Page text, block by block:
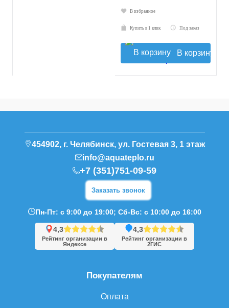
В избранное
Купить в 1 клик Под заказ
В корзину
Покупателям
Оплата
454902, г. Челябинск, ул. Гостевая 3, 1 этаж
info@aquateplo.ru
+7 (351)751-09-59
Заказать звонок
Пн-Пт: с 9:00 до 19:00; Сб-Вс: с 10:00 до 16:00
4,3
Рейтинг организации в
Яндексе
4,3
Рейтинг организации в
2ГИС